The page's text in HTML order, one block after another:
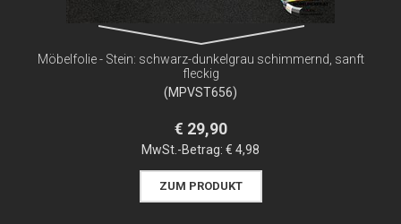
Möbelfolie - Stein: schwarz-dunkelgrau schimmernd, sanft
fleckig
(MPVST656)
€ 29,90
MwSt.-Betrag: € 4,98
ZUM PRODUKT